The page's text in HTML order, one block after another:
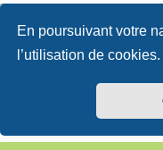
En poursuivant votre
l’utilisation de cookies.
Site FibromyalgieSOS
®